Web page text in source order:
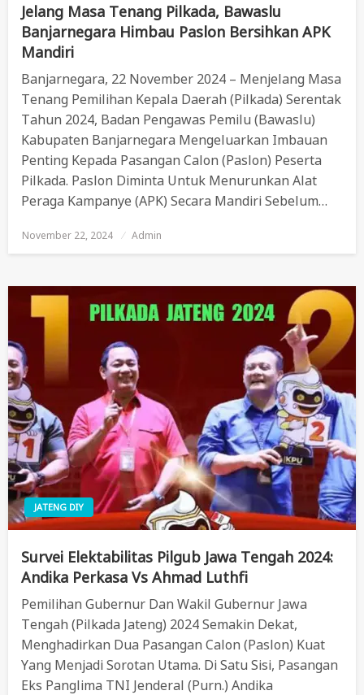
Jelang Masa Tenang Pilkada, Bawaslu
Banjarnegara Himbau Paslon Bersihkan APK
Mandiri
Banjarnegara, 22 November 2024 – Menjelang Masa
Tenang Pemilihan Kepala Daerah (Pilkada) Serentak
Tahun 2024, Badan Pengawas Pemilu (Bawaslu)
Kabupaten Banjarnegara Mengeluarkan Imbauan
Penting Kepada Pasangan Calon (paslon) Peserta
Pilkada. Paslon Diminta Untuk Menurunkan Alat
Peraga Kampanye (APK) Secara Mandiri Sebelum…
Posted
November 22, 2024 Admin
JATENG DIY
Survei Elektabilitas Pilgub Jawa Tengah 2024:
Andika Perkasa Vs Ahmad Luthfi
Pemilihan Gubernur Dan Wakil Gubernur Jawa
Tengah (Pilkada Jateng) 2024 Semakin Dekat,
Menghadirkan Dua Pasangan Calon (paslon) Kuat
Yang Menjadi Sorotan Utama. Di Satu Sisi, Pasangan
Eks Panglima TNI Jenderal (Purn.) Andika